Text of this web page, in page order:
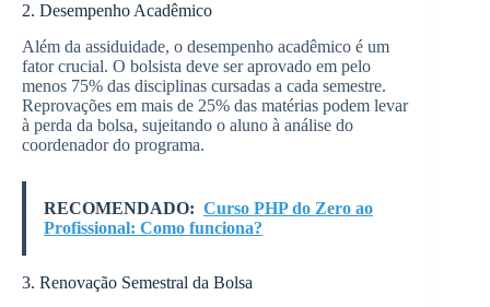
2. Desempenho Acadêmico
Além da assiduidade, o desempenho acadêmico é um
fator crucial. O bolsista deve ser aprovado em pelo
menos 75% das disciplinas cursadas a cada semestre.
Reprovações em mais de 25% das matérias podem levar
à perda da bolsa, sujeitando o aluno à análise do
coordenador do programa.
RECOMENDADO: Curso PHP do Zero ao
Profissional: Como funciona?
3. Renovação Semestral da Bolsa